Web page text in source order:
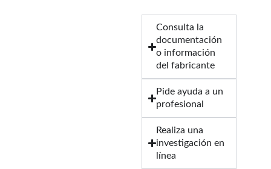
Consulta la
documentación
o información
del fabricante
Pide ayuda a un
profesional
Realiza una
investigación en
línea